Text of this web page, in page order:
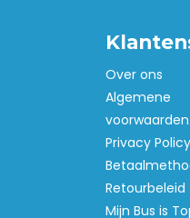
Over ons
Algemene
voorwaarden
Privacy Policy
Retourbeleid
Mijn Bus is